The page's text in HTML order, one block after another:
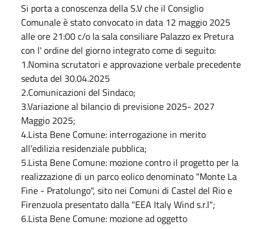
Si porta a conoscenza della S.V che il Consiglio
Comunale è stato convocato in data 12 maggio 2025
alle ore 21:00 c/o la sala consiliare Palazzo ex Pretura
con l' ordine del giorno integrato come di seguito:
1.Nomina scrutatori e approvazione verbale precedente
seduta del 30.04.2025
2.Comunicazioni del Sindaco;
3.Variazione al bilancio di previsione 2025- 2027
Maggio 2025;
4.Lista Bene Comune: interrogazione in merito
all’edilizia residenziale pubblica;
5.Lista Bene Comune: mozione contro il progetto per la
realizzazione di un parco eolico denominato "Monte La
Fine - Pratolungo", sito nei Comuni di Castel del Rio e
Firenzuola presentato dalla "EEA Italy Wind s.r.l";
6.Lista Bene Comune: mozione ad oggetto